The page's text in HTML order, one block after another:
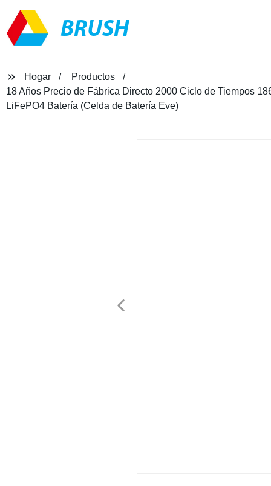
BRUSH
Hogar
Productos
18 Años Precio de Fábrica Directo 2000 Ciclo de Tiempos
LiFePO4 Batería (Celda de Batería Eve)